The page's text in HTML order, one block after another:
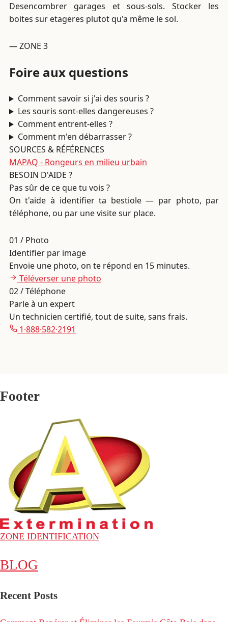
Desencombrer garages et sous-sols. Stocker les
boites sur etageres plutot qu'a même le sol.
— ZONE 3
Foire aux questions
Comment savoir si j'ai des souris ?
Les souris sont-elles dangereuses ?
Comment entrent-elles ?
Comment m'en débarrasser ?
SOURCES & RÉFÉRENCES
MAPAQ - Rongeurs en milieu urbain
BESOIN D'AIDE ?
Pas sûr de ce que tu vois ?
On t'aide à identifier ta bestiole — par photo, par
téléphone, ou par une visite sur place.
01 / Photo
Identifier par image
Envoie une photo, on te répond en 15 minutes.
Téléverser une photo
02 / Téléphone
Parle à un expert
Un technicien certifié, tout de suite, sans frais.
1·888·582·2191
Footer
ZONE IDENTIFICATION
BLOG
Recent Posts